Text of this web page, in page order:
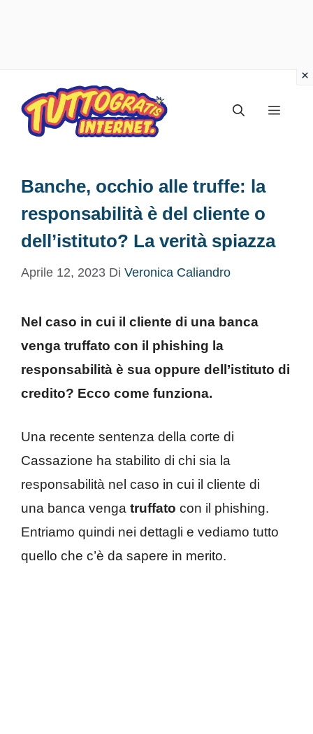
contenuto
Menu
Banche, occhio alle truffe: la
responsabilità è del cliente o
dell’istituto? La verità spiazza
Aprile 12, 2023 Di Veronica Caliandro
Nel caso in cui il cliente di una banca
venga truffato con il phishing la
responsabilità è sua oppure dell’istituto di
credito? Ecco come funziona.
Una recente sentenza della corte di
Cassazione ha stabilito di chi sia la
responsabilità nel caso in cui il cliente di
una banca venga truffato con il phishing.
Entriamo quindi nei dettagli e vediamo tutto
quello che c’è da sapere in merito.